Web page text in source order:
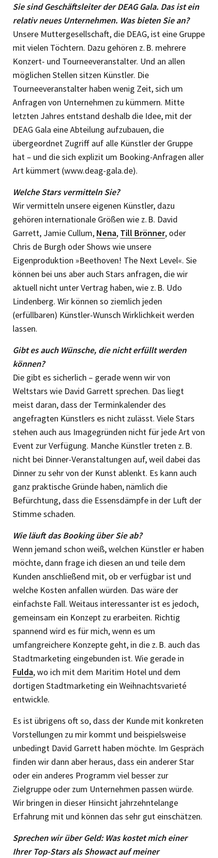
Sie sind Geschäftsleiter der DEAG Gala. Das ist ein
relativ neues Unternehmen. Was bieten Sie an?
Unsere Muttergesellschaft, die DEAG, ist eine Gruppe
mit vielen Töchtern. Dazu gehören z. B. mehrere
Konzert- und Tourneeveranstalter. Und an allen
möglichen Stellen sitzen Künstler. Die
Tourneeveranstalter haben wenig Zeit, sich um
Anfragen von Unternehmen zu kümmern. Mitte
letzten Jahres entstand deshalb die Idee, mit der
DEAG Gala eine Abteilung aufzubauen, die
übergeordnet Zugriff auf alle Künstler der Gruppe
hat – und die sich explizit um Booking-Anfragen aller
Art kümmert (www.deag-gala.de).
Welche Stars vermitteln Sie?
Wir vermitteln unsere eigenen Künstler, dazu
gehören internationale Größen wie z. B. David
Garrett, Jamie Cullum, Nena, Till Brönner, oder
Chris de Burgh oder Shows wie unsere
Eigenproduktion »Beethoven! The Next Level«. Sie
können bei uns aber auch Stars anfragen, die wir
aktuell nicht unter Vertrag haben, wie z. B. Udo
Lindenberg. Wir können so ziemlich jeden
(erfüllbaren) Künstler-Wunsch Wirklichkeit werden
lassen.
Gibt es auch Wünsche, die nicht erfüllt werden
können?
Die gibt es sicherlich – gerade wenn wir von
Weltstars wie David Garrett sprechen. Das liegt
meist daran, dass der Terminkalender des
angefragten Künstlers es nicht zulässt. Viele Stars
stehen auch aus Imagegründen nicht für jede Art von
Event zur Verfügung. Manche Künstler treten z. B.
nicht bei Dinner-Veranstaltungen auf, weil dabei das
Dinner zu sehr von der Kunst ablenkt. Es kann auch
ganz praktische Gründe haben, nämlich die
Befürchtung, dass die Essensdämpfe in der Luft der
Stimme schaden.
Wie läuft das Booking über Sie ab?
Wenn jemand schon weiß, welchen Künstler er haben
möchte, dann frage ich diesen an und teile dem
Kunden anschließend mit, ob er verfügbar ist und
welche Kosten anfallen würden. Das wäre der
einfachste Fall. Weitaus interessanter ist es jedoch,
gemeinsam ein Konzept zu erarbeiten. Richtig
spannend wird es für mich, wenn es um
umfangreichere Konzepte geht, in die z. B. auch das
Stadtmarketing eingebunden ist. Wie gerade in
Fulda, wo ich mit dem Maritim Hotel und dem
dortigen Stadtmarketing ein Weihnachtsvarieté
entwickle.
Es ist übrigens oft so, dass der Kunde mit konkreten
Vorstellungen zu mir kommt und beispielsweise
unbedingt David Garrett haben möchte. Im Gespräch
finden wir dann aber heraus, dass ein anderer Star
oder ein anderes Programm viel besser zur
Zielgruppe oder zum Unternehmen passen würde.
Wir bringen in dieser Hinsicht jahrzehntelange
Erfahrung mit und können das sehr gut einschätzen.
Sprechen wir über Geld: Was kostet mich einer
Ihrer Top-Stars als Showact auf meiner